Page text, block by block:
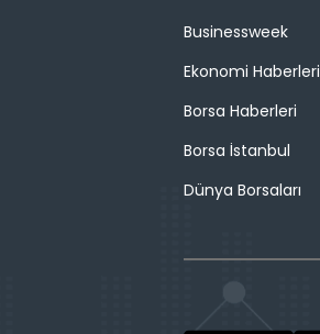
Businessweek
Ekonomi Haberleri
Borsa Haberleri
Borsa İstanbul
Dünya Borsaları